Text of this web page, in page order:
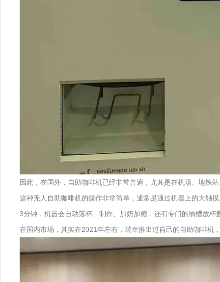
因此，在国外，自助咖啡机已经非常普遍，尤其是在机场、地铁
这种无人自助咖啡机的操作非常简单，通常是通过机器上的大触
3分钟，机器会自动落杯、制作、加奶加糖，还有专门的插槽放
在国内市场，其实在2021年左右，瑞幸推出过自己的自助咖啡机